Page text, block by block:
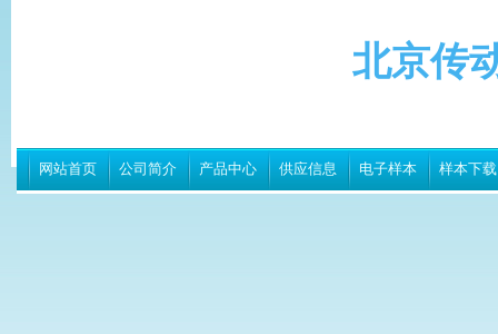
北京传
网站首页 公司简介 产品中心 供应信息 电子样本 样本下载